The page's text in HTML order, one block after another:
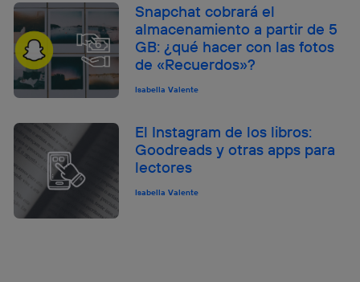
Snapchat cobrará el
almacenamiento a partir de 5
GB: ¿qué hacer con las fotos
de «Recuerdos»?
Isabella Valente
El Instagram de los libros:
Goodreads y otras apps para
lectores
Isabella Valente